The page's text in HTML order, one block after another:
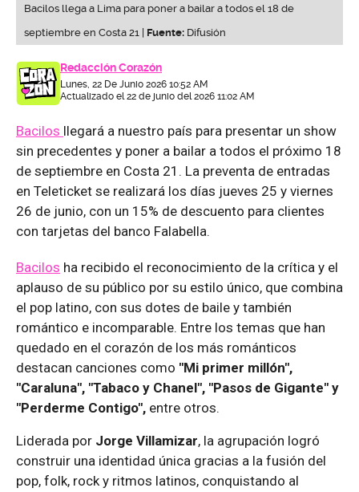
Bacilos llega a Lima para poner a bailar a todos el 18 de
septiembre en Costa 21 | Fuente: Difusión
Redacción Corazón
Lunes, 22 De Junio 2026 10:52 AM
Actualizado el 22 de junio del 2026 11:02 AM
Bacilos llegará a nuestro país para presentar un show
sin precedentes y poner a bailar a todos el próximo 18
de septiembre en Costa 21. La preventa de entradas
en Teleticket se realizará los días jueves 25 y viernes
26 de junio, con un 15% de descuento para clientes
con tarjetas del banco Falabella.
Bacilos ha recibido el reconocimiento de la crítica y el
aplauso de su público por su estilo único, que combina
el pop latino, con sus dotes de baile y también
romántico e incomparable. Entre los temas que han
quedado en el corazón de los más románticos
destacan canciones como "Mi primer millón",
"Caraluna", "Tabaco y Chanel", "Pasos de Gigante" y
"Perderme Contigo", entre otros.
Liderada por Jorge Villamizar, la agrupación logró
construir una identidad única gracias a la fusión del
pop, folk, rock y ritmos latinos, conquistando al